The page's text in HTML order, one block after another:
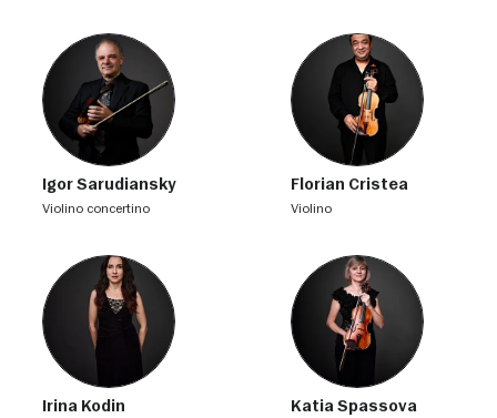
Igor Sarudiansky
violino concertino
Florian Cristea
violino
Irina Kodin Katia Spassova